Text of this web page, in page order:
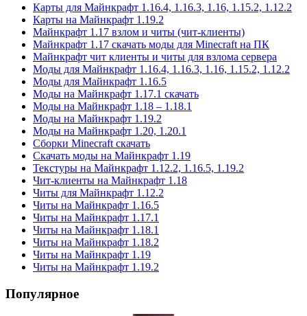
Карты для Майнкрафт 1.16.4, 1.16.3, 1.16, 1.15.2, 1.12.2
Карты на Майнкрафт 1.19.2
Майнкрафт 1.17 взлом и читы (чит-клиенты)
Майнкрафт 1.17 скачать моды для Minecraft на ПК
Майнкрафт чит клиенты и читы для взлома сервера
Моды для Майнкрафт 1.16.4, 1.16.3, 1.16, 1.15.2, 1.12.2
Моды для Майнкрафт 1.16.5
Моды на Майнкрафт 1.17.1 скачать
Моды на Майнкрафт 1.18 – 1.18.1
Моды на Майнкрафт 1.19.2
Моды на Майнкрафт 1.20, 1.20.1
Сборки Minecraft скачать
Скачать моды на Майнкрафт 1.19
Текстуры на Майнкрафт 1.12.2, 1.16.5, 1.19.2
Чит-клиенты на Майнкрафт 1.18
Читы для Майнкрафт 1.12.2
Читы на Майнкрафт 1.16.5
Читы на Майнкрафт 1.17.1
Читы на Майнкрафт 1.18.1
Читы на Майнкрафт 1.18.2
Читы на Майнкрафт 1.19
Читы на Майнкрафт 1.19.2
Популярное